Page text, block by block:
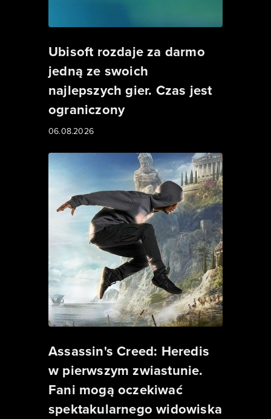
Ubisoft rozdaje za darmo
jedną ze swoich
najlepszych gier. Czas jest
ograniczony
06.08.2026
Assassin's Creed: Heredis
w pierwszym zwiastunie.
Fani mogą oczekiwać
spektakularnego widowiska